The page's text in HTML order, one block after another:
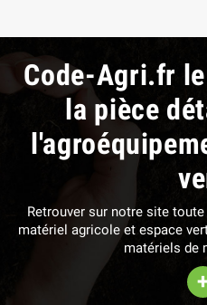
Code-Agri.fr
la pièce
Retrouver sur notre site
matériel agricole et espace
matériels de